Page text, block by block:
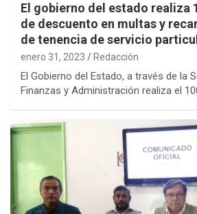
El gobierno del estado realiza
de descuento en multas y
de tenencia de servicio
enero 31, 2023 Redacción
El Gobierno del Estado, a través de la
Finanzas y Administración realiza el